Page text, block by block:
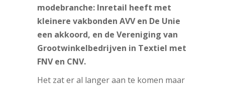
modebranche: Inretail heeft met
kleinere vakbonden AVV en De Unie
een akkoord, en de Vereniging van
Grootwinkelbedrijven in Textiel met
FNV en CNV.
Het zat er al langer aan te komen maar